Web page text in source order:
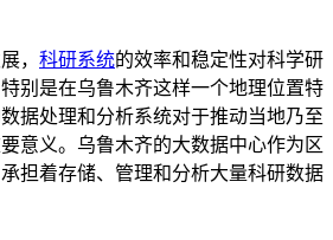
， 科研系统的效率和稳定性对科学研
别是在乌鲁木齐这样一个地理位置特
据处理和分析系统对于推动当地乃至
意义。乌鲁木齐的大数据中心作为区
担着存储、管理和分析大量科研数据